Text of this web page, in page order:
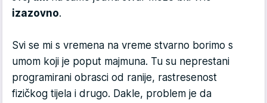
izazovno.
Svi se mi s vremena na vreme stvarno borimo s
umom koji je poput majmuna. Tu su neprestani
programirani obrasci od ranije, rastresenost
fizičkog tijela i drugo. Dakle, problem je da